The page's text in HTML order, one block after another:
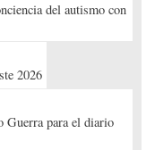
del autismo con
2026
Guerra para el diario